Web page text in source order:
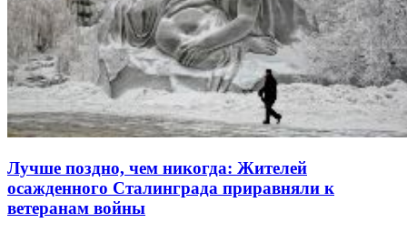
Лучше поздно, чем никогда: Жителей
осажденного Сталинграда приравняли к
ветеранам войны